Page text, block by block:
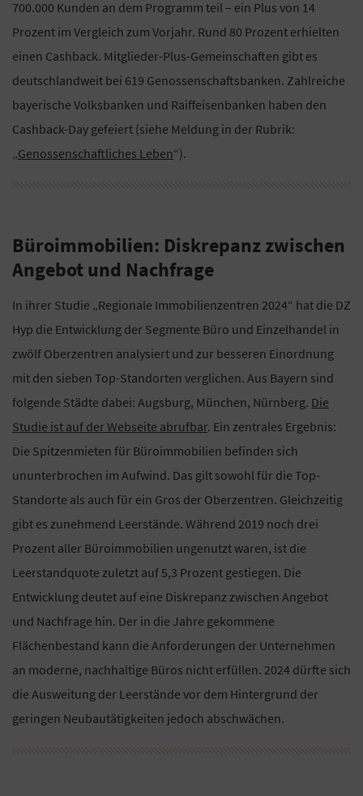
700.000 Kunden an dem Programm teil – ein Plus von 14
Prozent im Vergleich zum Vorjahr. Rund 80 Prozent erhielten
einen Cashback. Mitglieder-Plus-Gemeinschaften gibt es
deutschlandweit bei 619 Genossenschaftsbanken. Zahlreiche
bayerische Volksbanken und Raiffeisenbanken haben den
Cashback-Day gefeiert (siehe Meldung in der Rubrik:
„Genossenschaftliches Leben“).
Büroimmobilien: Diskrepanz zwischen
Angebot und Nachfrage
In ihrer Studie „Regionale Immobilienzentren 2024“ hat die DZ
Hyp die Entwicklung der Segmente Büro und Einzelhandel in
zwölf Oberzentren analysiert und zur besseren Einordnung
mit den sieben Top-Standorten verglichen. Aus Bayern sind
folgende Städte dabei: Augsburg, München, Nürnberg. Die
Studie ist auf der Webseite abrufbar. Ein zentrales Ergebnis:
Die Spitzenmieten für Büroimmobilien befinden sich
ununterbrochen im Aufwind. Das gilt sowohl für die Top-
Standorte als auch für ein Gros der Oberzentren. Gleichzeitig
gibt es zunehmend Leerstände. Während 2019 noch drei
Prozent aller Büroimmobilien ungenutzt waren, ist die
Leerstandquote zuletzt auf 5,3 Prozent gestiegen. Die
Entwicklung deutet auf eine Diskrepanz zwischen Angebot
und Nachfrage hin. Der in die Jahre gekommene
Flächenbestand kann die Anforderungen der Unternehmen
an moderne, nachhaltige Büros nicht erfüllen. 2024 dürfte sich
die Ausweitung der Leerstände vor dem Hintergrund der
geringen Neubautätigkeiten jedoch abschwächen.